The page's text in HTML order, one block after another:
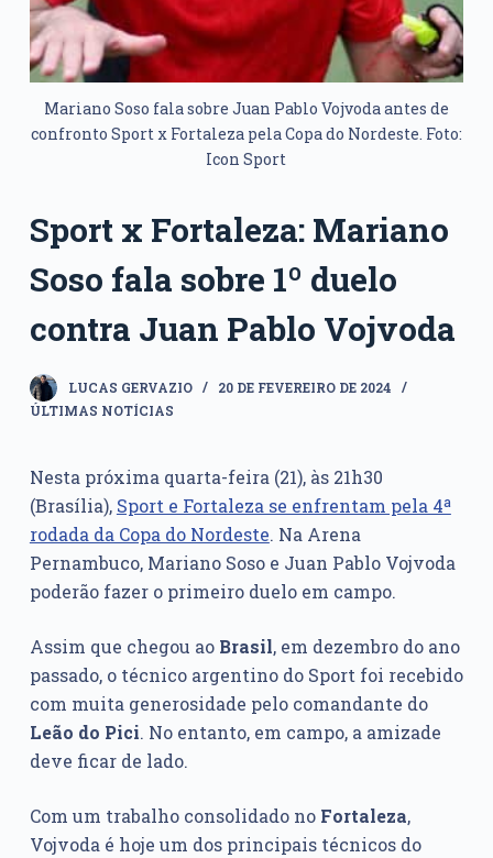
Mariano Soso fala sobre Juan Pablo Vojvoda antes de
confronto Sport x Fortaleza pela Copa do Nordeste. Foto:
Icon Sport
Sport x Fortaleza: Mariano
Soso fala sobre 1º duelo
contra Juan Pablo Vojvoda
LUCAS GERVAZIO
20 DE FEVEREIRO DE 2024
ÚLTIMAS NOTÍCIAS
Nesta próxima quarta-feira (21), às 21h30
(Brasília), Sport e Fortaleza se enfrentam pela 4ª
rodada da Copa do Nordeste. Na Arena
Pernambuco, Mariano Soso e Juan Pablo Vojvoda
poderão fazer o primeiro duelo em campo.
Assim que chegou ao Brasil, em dezembro do ano
passado, o técnico argentino do Sport foi recebido
com muita generosidade pelo comandante do
Leão do Pici. No entanto, em campo, a amizade
deve ficar de lado.
Com um trabalho consolidado no Fortaleza,
Vojvoda é hoje um dos principais técnicos do